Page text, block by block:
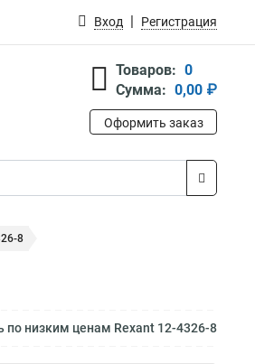
Вход Регистрация
Товаров: 0
Сумма: 0,00 ₽
Оформить заказ
8
по низким ценам Rexant 12-4326-8